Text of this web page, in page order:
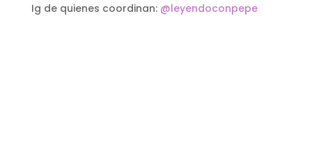
Ig de quienes coordinan: @leyendoconpepe